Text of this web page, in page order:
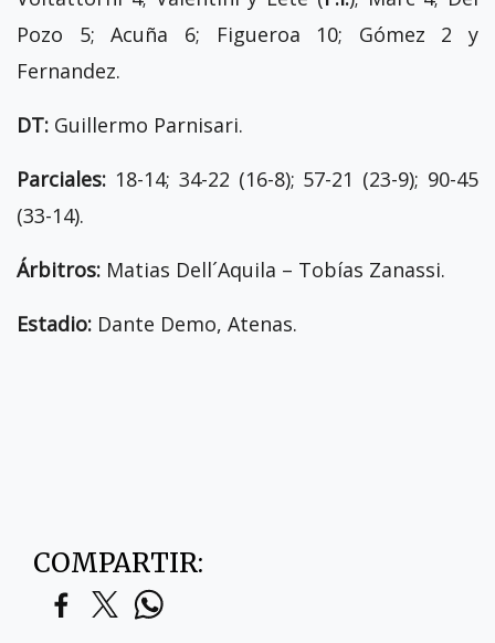
Pozo 5; Acuña 6; Figueroa 10; Gómez 2 y
Fernandez.
DT: Guillermo Parnisari.
Parciales: 18-14; 34-22 (16-8); 57-21 (23-9); 90-45
(33-14).
Árbitros: Matias Dell´Aquila – Tobías Zanassi.
Estadio: Dante Demo, Atenas.
COMPARTIR: